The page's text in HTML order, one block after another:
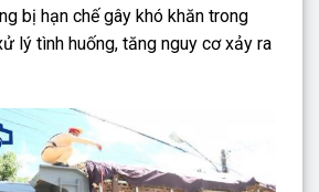
bị hạn chế gây khó khăn trong
lý tình huống, tăng nguy cơ xảy ra